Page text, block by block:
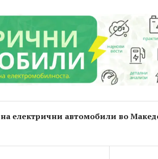
електрични автомобили во